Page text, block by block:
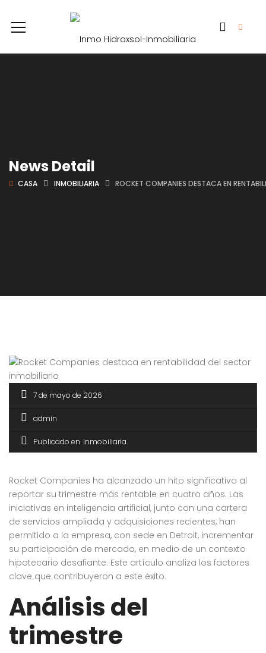
News Detail
CASA INMOBILIARIA ROCKET COMPANIES DESTACA EN
7 de mayo de 2026
admin
Publicado en Inmobiliaria
Rocket Companies ha alcanzado un hito significativo al
reportar su trimestre más rentable en cuatro años. Las
iniciativas en inteligencia artificial, junto con una cartera
de servicios ampliada y adquisiciones recientes, han
permitido a la empresa, con sede en Detroit, incrementar
su participación de mercado, en medio de un contexto
hipotecario desafiante. Este artículo analiza los factores
clave que contribuyeron a este éxito.
Análisis del
trimestre